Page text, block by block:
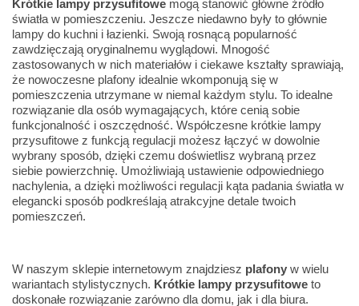
Krótkie lampy przysufitowe mogą stanowić główne źródło
światła w pomieszczeniu. Jeszcze niedawno były to głównie
lampy do kuchni i łazienki. Swoją rosnącą popularność
zawdzięczają oryginalnemu wyglądowi. Mnogość
zastosowanych w nich materiałów i ciekawe kształty sprawiają,
że nowoczesne plafony idealnie wkomponują się w
pomieszczenia utrzymane w niemal każdym stylu. To idealne
rozwiązanie dla osób wymagających, które cenią sobie
funkcjonalność i oszczędność. Współczesne krótkie lampy
przysufitowe z funkcją regulacji możesz łączyć w dowolnie
wybrany sposób, dzięki czemu doświetlisz wybraną przez
siebie powierzchnię. Umożliwiają ustawienie odpowiedniego
nachylenia, a dzięki możliwości regulacji kąta padania światła w
elegancki sposób podkreślają atrakcyjne detale twoich
pomieszczeń.
W naszym sklepie internetowym znajdziesz plafony w wielu
wariantach stylistycznych. Krótkie lampy przysufitowe to
doskonałe rozwiązanie zarówno dla domu, jak i dla biura.